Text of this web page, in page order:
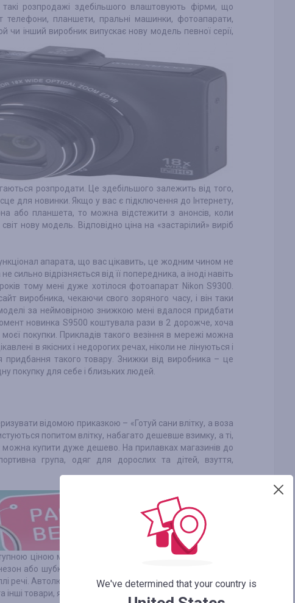
розпродажі здебільшого влаштовують фірми, що
телефони, планшети, пральні машинки, фотоапарати,
чи інший виробник випускає нову модель певної серії,
розпродати. Це здебільшого залежить від того,
для новинки. Якщо у вас є підключення до Інтернету,
або планшета, то можна відстежити з анонсів, коли
нову модель. Відповідно ціна на «застарілий» виріб
апарата, що вас цікавить, це жодним чином не
сильно відрізняється від її попередника, а іноді навіть
тому мені дуже хотілося фотоапарат Nikon S9300.
виробника, чекаючи свого зоряного часу, і він таки
за неймовірною знижкою мені вдалося придбати
новинка S9500 коштувала рази в 2 дорожче, хоча
покупки. Прикладів такого везіння в мережі можна
в якісних і недорогих речах, ніколи не лінуються і
придбання такого товару. Знижки від виробника – це
покупку для себе і близьких людей.
відомою приказкою – «Готуй сани влітку, а воза
попитом влітку, набагато дешевше взимку, а ті,
можна купити дуже дешево. На прилавках магазинів до
група, одяг для дорослих та дітей, взуття,
ціною можна купити для дитини санчата, фігурні
або шубку, шапку, теплі шкарпетки і багато іншого.
речі. Автолюбителі можуть з гарною знижкою купити в
інші товари, які можуть стати в нагоді зимовою порою.
We've determined that your country is